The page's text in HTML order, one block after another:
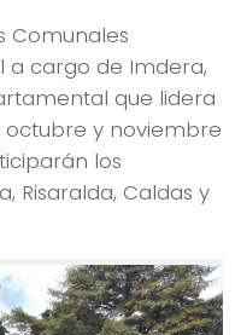
Comunales
a cargo de Imdera,
que lidera
y noviembre
los
Risaralda, Caldas y